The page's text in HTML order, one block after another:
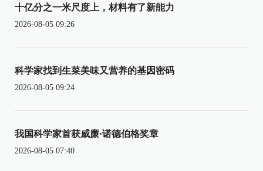
十亿分之一米尺度上，材料有了新能力
2026-08-05 09:26
科学家找到生菜美味又营养的基因密码
2026-08-05 09:24
我国科学家首获威廉·诺德伯格奖章
2026-08-05 07:40